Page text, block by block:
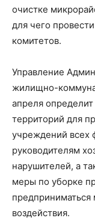
очистке
для чего
комитетов.
Управление
жилищно-
апреля
территорий для
учреждений всех
руководителям
нарушителей, а
меры по уборке
воздействия.